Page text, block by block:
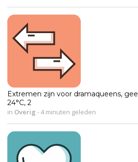
Extremen zijn voor dramaqueens,
24°C, 2
in Overig -4 minuten geleden